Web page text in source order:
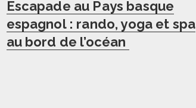
Previous
post:
Escapade au Pays basque
espagnol : rando, yoga et spa
au bord de l’océan